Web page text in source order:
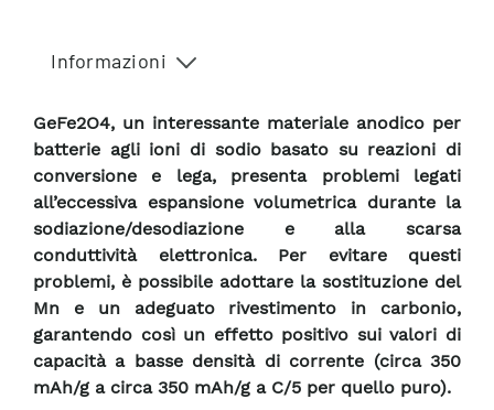
Informazioni
GeFe2O4, un interessante materiale anodico per
batterie agli ioni di sodio basato su reazioni di
conversione e lega, presenta problemi legati
all’eccessiva espansione volumetrica durante la
sodiazione/desodiazione e alla scarsa
conduttività elettronica. Per evitare questi
problemi, è possibile adottare la sostituzione del
Mn e un adeguato rivestimento in carbonio,
garantendo così un effetto positivo sui valori di
capacità a basse densità di corrente (circa 350
mAh/g a circa 350 mAh/g a C/5 per quello puro).